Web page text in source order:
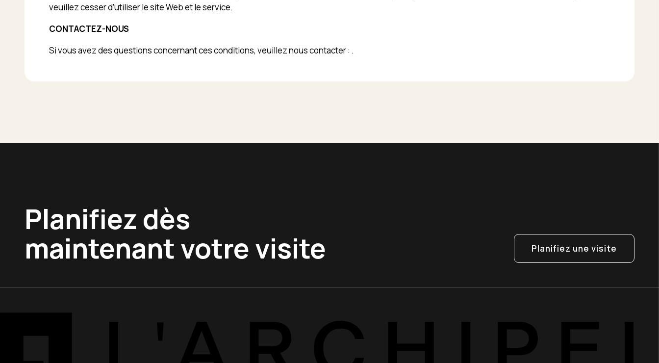
veuillez cesser d’utiliser le site Web et le service.
CONTACTEZ-NOUS
Si vous avez des questions concernant ces conditions, veuillez nous contacter : .
Planifiez dès
maintenant votre visite Planifiez une visite